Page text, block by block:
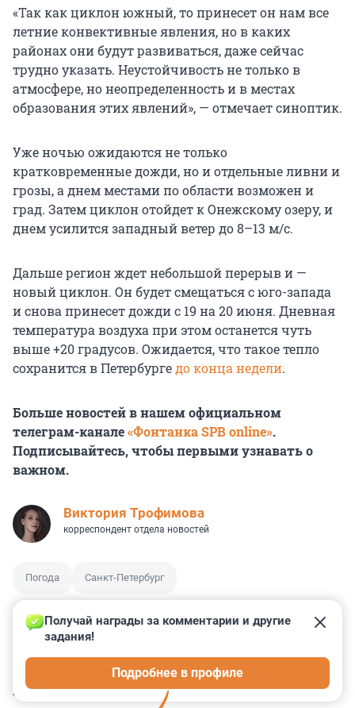
«Так как циклон южный, то принесет он нам все
летние конвективные явления, но в каких
районах они будут развиваться, даже сейчас
трудно указать. Неустойчивость не только в
атмосфере, но неопределенность и в местах
образования этих явлений», — отмечает синоптик.
Уже ночью ожидаются не только
кратковременные дожди, но и отдельные ливни и
грозы, а днем местами по области возможен и
град. Затем циклон отойдет к Онежскому озеру, и
днем усилится западный ветер до 8–13 м/с.
Дальше регион ждет небольшой перерыв и —
новый циклон. Он будет смещаться с юго-запада
и снова принесет дожди с 19 на 20 июня. Дневная
температура воздуха при этом останется чуть
выше +20 градусов. Ожидается, что такое тепло
сохранится в Петербургедо конца недели.
Больше новостей в нашем официальном
телеграм-канале«Фонтанка SPB online».
Подписывайтесь, чтобы первыми узнавать о
важном.
Виктория Трофимова
корреспондент отдела новостей
Погода Санкт-Петербург
КОММЕНТАРИИ 1
Получай награды за комментарии и другие
задания!
Подробнее в профиле